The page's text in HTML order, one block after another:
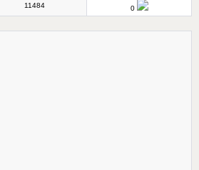
11484 0